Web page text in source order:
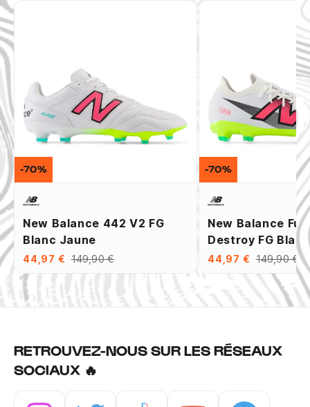
New Balance 442 V2 FG
Blanc Jaune
44,97 € 149,90 €
-70%
New Balance
Destroy FG
44,97 € 149,90 €
-70%
RETROUVEZ-NOUS SUR LES RÉSEAUX
SOCIAUX 🔥